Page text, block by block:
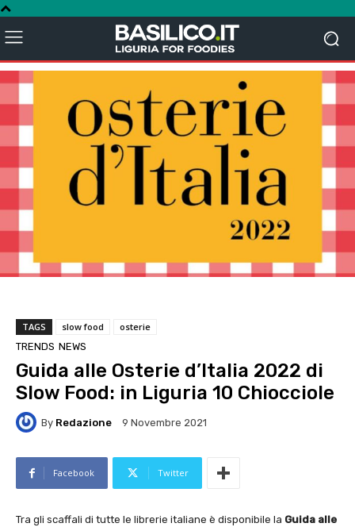
TAGS slow food
osterie
TRENDS NEWS
Guida alle Osterie d’Italia 2022 di
Slow Food: in Liguria 10 Chiocciole
By Redazione 9 Novembre 2021
Facebook Twitter
Tra gli scaffali di tutte le librerie italiane è disponibile la Guida alle